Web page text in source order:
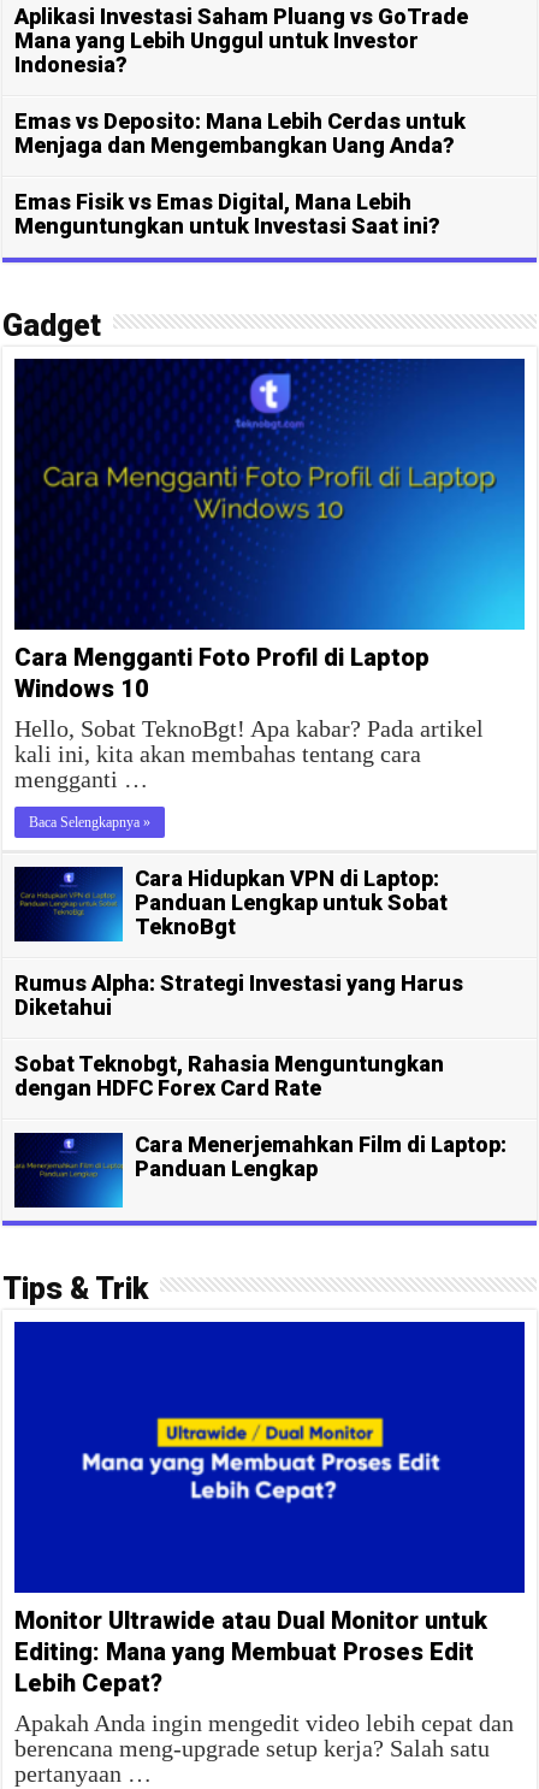
Aplikasi Investasi Saham Pluang vs GoTrade
Mana yang Lebih Unggul untuk Investor
Indonesia?
Emas vs Deposito: Mana Lebih Cerdas untuk
Menjaga dan Mengembangkan Uang Anda?
Emas Fisik vs Emas Digital, Mana Lebih
Menguntungkan untuk Investasi Saat ini?
Gadget
Cara Mengganti Foto Profil di Laptop
Windows 10
Hello, Sobat TeknoBgt! Apa kabar? Pada artikel
kali ini, kita akan membahas tentang cara
mengganti …
Baca Selengkapnya »
Cara Hidupkan VPN di Laptop:
Panduan Lengkap untuk Sobat
TeknoBgt
Rumus Alpha: Strategi Investasi yang Harus
Diketahui
Sobat Teknobgt, Rahasia Menguntungkan
dengan HDFC Forex Card Rate
Cara Menerjemahkan Film di Laptop:
Panduan Lengkap
Tips & Trik
Monitor Ultrawide atau Dual Monitor untuk
Editing: Mana yang Membuat Proses Edit
Lebih Cepat?
Apakah Anda ingin mengedit video lebih cepat dan
berencana meng-upgrade setup kerja? Salah satu
pertanyaan …